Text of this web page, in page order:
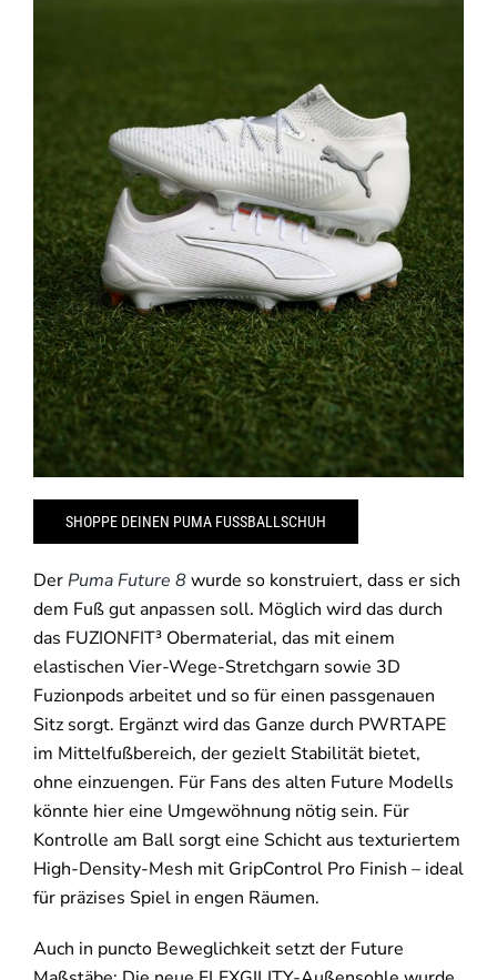
SHOPPE DEINEN PUMA FUSSBALLSCHUH
DerPuma Future 8wurde so konstruiert, dass er sich
dem Fuß gut anpassen soll. Möglich wird das durch
das FUZIONFIT³ Obermaterial, das mit einem
elastischen Vier-Wege-Stretchgarn sowie 3D
Fuzionpods arbeitet und so für einen passgenauen
Sitz sorgt. Ergänzt wird das Ganze durch PWRTAPE
im Mittelfußbereich, der gezielt Stabilität bietet,
ohne einzuengen. Für Fans des alten Future Modells
könnte hier eine Umgewöhnung nötig sein. Für
Kontrolle am Ball sorgt eine Schicht aus texturiertem
High-Density-Mesh mit GripControl Pro Finish – ideal
für präzises Spiel in engen Räumen.
Auch in puncto Beweglichkeit setzt der Future